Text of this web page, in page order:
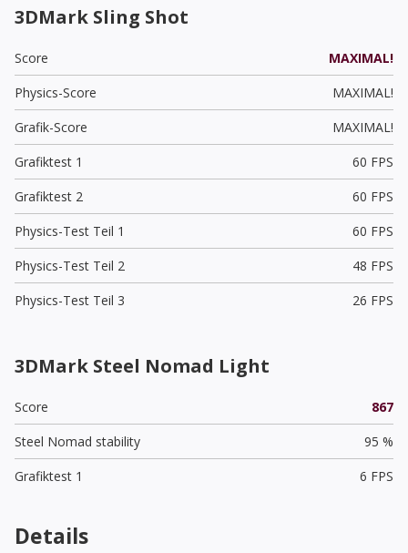
3DMark Sling Shot
Score
MAXIMAL!
Physics-Score
MAXIMAL!
Grafik-Score
MAXIMAL!
Grafiktest 1
60 FPS
Grafiktest 2
60 FPS
Physics-Test Teil 1
60 FPS
Physics-Test Teil 2
48 FPS
Physics-Test Teil 3
26 FPS
3DMark Steel Nomad Light
Score
867
Steel Nomad stability
95 %
Grafiktest 1
6 FPS
Details